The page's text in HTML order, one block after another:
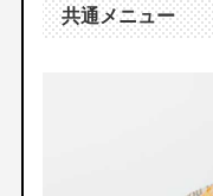
共通メニュー